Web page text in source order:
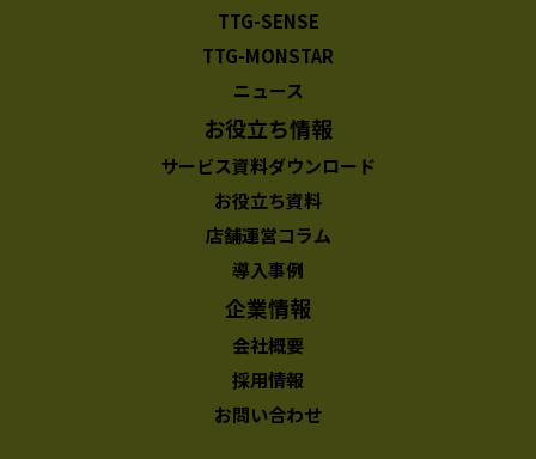
TTG-SENSE
TTG-MONSTAR
ニュース
お役立ち情報
サービス資料ダウンロード
お役立ち資料
店舗運営コラム
導入事例
企業情報
会社概要
採用情報
お問い合わせ